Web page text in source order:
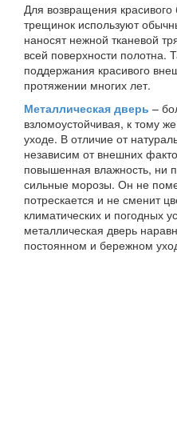
Для возвращения красивого
трещинок используют
наносят нежной тканевой
всей поверхности полотна.
поддержания красивого
протяжении многих лет.
Металлическая дверь –
взломоустойчивая, к тому
уходе. В отличие от
независим от внешних
повышенная влажность, ни
сильные морозы. Он не
потрескается и не сменит
климатических и погодных
металлическая дверь
постоянном и бережном